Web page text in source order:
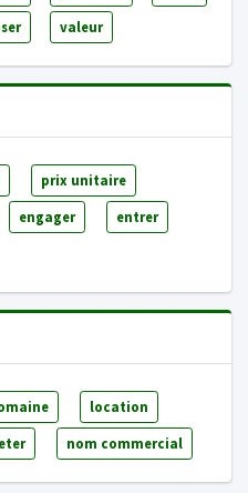
valeur
prix unitaire
engager entrer
location
nom commercial